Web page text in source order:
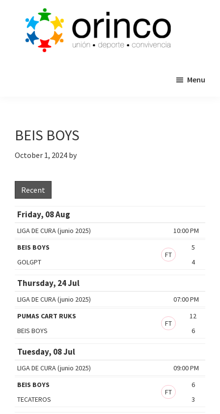
primary
de
Bateo
Eventos
Menu
BEIS BOYS
October 1, 2024 by
Recent
Friday, 08 Aug
10:00 PM
LIGA DE CURA (junio 2025)
BEIS BOYS
5
FT
GOLGPT
4
Thursday, 24 Jul
07:00 PM
LIGA DE CURA (junio 2025)
PUMAS CART RUKS
12
FT
BEIS BOYS
6
Tuesday, 08 Jul
09:00 PM
LIGA DE CURA (junio 2025)
BEIS BOYS
6
FT
TECATEROS
3